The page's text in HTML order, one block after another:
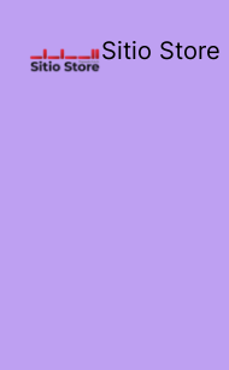
Sitio Store